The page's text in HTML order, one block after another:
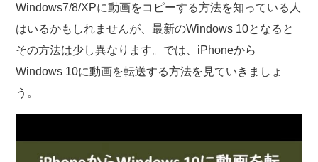
Windows7/8/XPに動画をコピーする方法を知っている人
はいるかもしれませんが、最新のWindows 10となると
その方法は少し異なります。では、iPhoneから
Windows 10に動画を転送する方法を見ていきましょ
う。